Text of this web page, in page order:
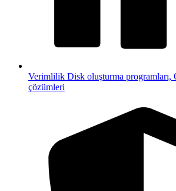
Verimlilik Disk oluşturma
çözümleri